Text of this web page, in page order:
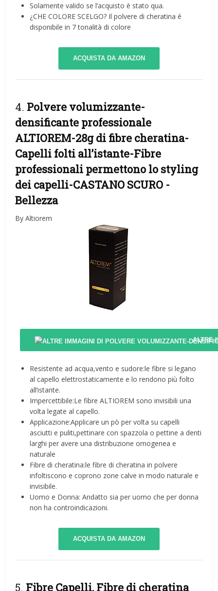
Solamente valido se l’acquisto è stato qua.
¿CHE COLORE SCELGO? Il polvere di cheratina é
disponibile in 7 tonalità di colore
ACQUISTA DA AMAZON
4. Polvere volumizzante-
densificante professionale
ALTIOREM-28g di fibre cheratina-
Capelli folti all’istante-Fibre
professionali permettono lo styling
dei capelli-CASTANO SCURO -
Bellezza
By Altiorem
ALTRE
Resistente ad acqua,vento e sudore:le fibre si legano
al capello elettrostaticamente e lo rendono più folto
all’istante.
Impercettibile:Le fibre ALTIOREM sono invisibili una
volta legate al capello.
Applicazione:Applicare un pò per volta su capelli
asciutti e puliti,pettinare con spazzola o pettine a denti
larghi per avere una distribuzione omogenea e
naturale
Fibre di cheratina:le fibre di cheratina in polvere
infoltiscono e coprono zone calve in modo naturale e
invisibile.
Uomo e Donna: Andatto sia per uomo che per donna
non ha controindicazioni.
ACQUISTA DA AMAZON
5. Fibre Capelli, Fibre di cheratina